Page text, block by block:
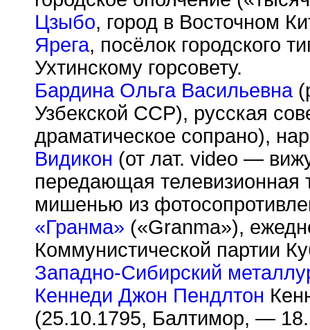
Цзыбо, город в Восточном
Ярега, посёлок городского
Ухтинскому горсовету.
Бардина Ольга Васильевна
Узбекской ССР), русская
драматическое сопрано),
Видикон (от лат. video —
передающая телевизионная
мишенью из
«Гранма» («Granma»),
Коммунистической партии
Западно-Сибирский
Кеннеди Джон Пендлтон
(25.10.1795, Балтимор, — 18.